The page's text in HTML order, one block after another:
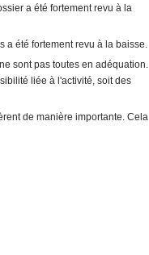
a été fortement revu à la
a été fortement revu à la baisse.
sont pas toutes en adéquation.
liée à l'activité, soit des
de manière importante. Cela